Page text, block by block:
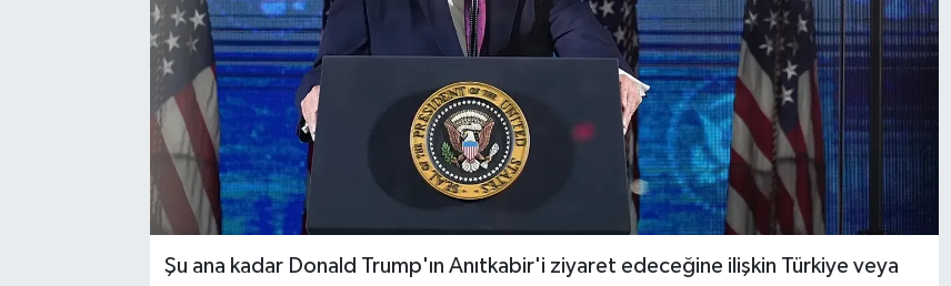
Şu ana kadar Donald Trump'ın Anıtkabir'i ziyaret edeceğine ilişkin Türkiye veya